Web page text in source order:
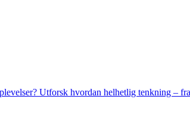
Utforsk hvordan helhetlig tenkning –